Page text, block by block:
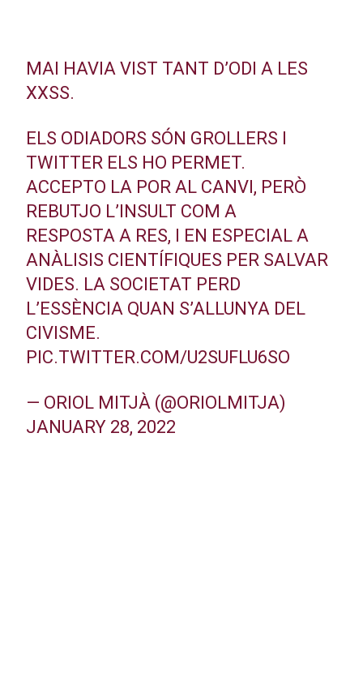
MAI HAVIA VIST TANT D’ODI A LES
XXSS.
ELS ODIADORS SÓN GROLLERS I
TWITTER ELS HO PERMET.
ACCEPTO LA POR AL CANVI, PERÒ
REBUTJO L’INSULT COM A
RESPOSTA A RES, I EN ESPECIAL A
ANÀLISIS CIENTÍFIQUES PER SALVAR
VIDES. LA SOCIETAT PERD
L’ESSÈNCIA QUAN S’ALLUNYA DEL
CIVISME.
PIC.TWITTER.COM/U2SUFLU6SO
— ORIOL MITJÀ (@ORIOLMITJA)
JANUARY 28, 2022